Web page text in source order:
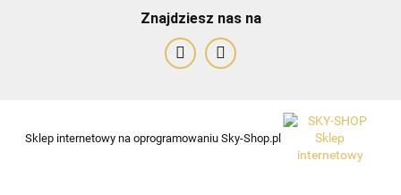
Alessandro Paoli
Znajdziesz nas na
Sklep internetowy na oprogramowaniu Sky-Shop.pl